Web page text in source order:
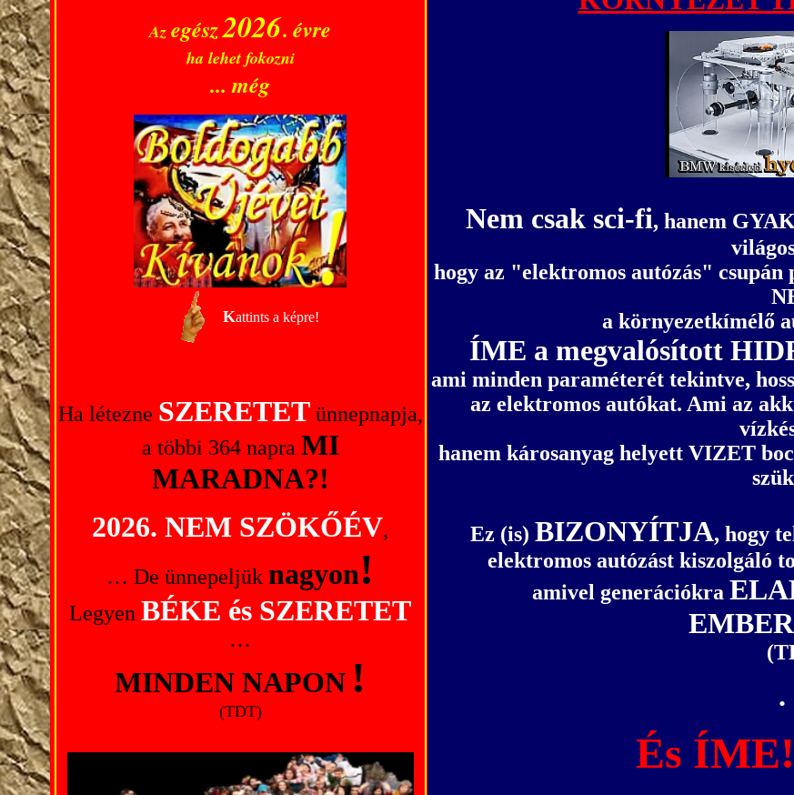
Az egész2026. évre
ha lehet fokozni
... még
Kattints a képre!
Ha létezne SZERETETünnepnapja,
a többi 364 napra MI
MARADNA?!
2026. NEM SZÖKŐÉV,
… De ünnepeljük nagyon!
Legyen BÉKE és SZERETET
…
MINDEN NAPON !
(TDT)
Nem csak sci-fi, hanem
hogy az "elektromos autózás"
a környezetkímélő
ÍME a megvalósított
ami minden paraméterét tekintve,
az elektromos autókat. Ami az
hanem károsanyag helyett VIZET
Ez (is) BIZONYÍTJA, hogy
elektromos autózást kiszolgáló
amivel generációkra
.
És ÍME!